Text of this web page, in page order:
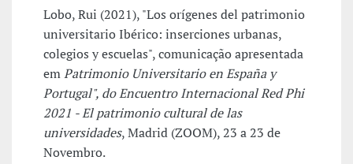
Lobo, Rui (2021), "Los orígenes del patrimonio
universitario Ibérico: inserciones urbanas,
colegios y escuelas", comunicação apresentada
emPatrimonio Universitario en España y
Portugal", do Encuentro Internacional Red Phi
2021 - El patrimonio cultural de las
universidades, Madrid (ZOOM), 23 a 23 de
Novembro.